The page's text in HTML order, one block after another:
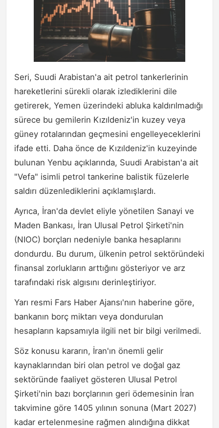
Seri, Suudi Arabistan'a ait petrol tankerlerinin
hareketlerini sürekli olarak izlediklerini dile
getirerek, Yemen üzerindeki abluka kaldırılmadığı
sürece bu gemilerin Kızıldeniz'in kuzey veya
güney rotalarından geçmesini engelleyeceklerini
ifade etti. Daha önce de Kızıldeniz'in kuzeyinde
bulunan Yenbu açıklarında, Suudi Arabistan'a ait
"Vefa" isimli petrol tankerine balistik füzelerle
saldırı düzenlediklerini açıklamışlardı.
Ayrıca, İran'da devlet eliyle yönetilen Sanayi ve
Maden Bankası, İran Ulusal Petrol Şirketi'nin
(NIOC) borçları nedeniyle banka hesaplarını
dondurdu. Bu durum, ülkenin petrol sektöründeki
finansal zorlukların arttığını gösteriyor ve arz
tarafındaki risk algısını derinleştiriyor.
Yarı resmi Fars Haber Ajansı'nın haberine göre,
bankanın borç miktarı veya dondurulan
hesapların kapsamıyla ilgili net bir bilgi verilmedi.
Söz konusu kararın, İran'ın önemli gelir
kaynaklarından biri olan petrol ve doğal gaz
sektöründe faaliyet gösteren Ulusal Petrol
Şirketi'nin bazı borçlarının geri ödemesinin İran
takvimine göre 1405 yılının sonuna (Mart 2027)
kadar ertelenmesine rağmen alındığına dikkat